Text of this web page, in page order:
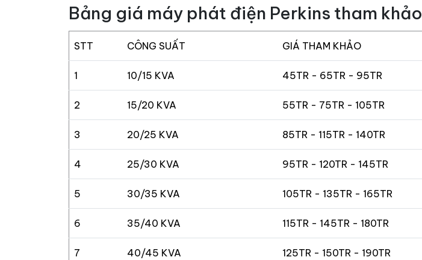
Bảng giá máy phát điện Perkins tham khảo
STT CÔNG SUẤT GIÁ THAM KHẢO
1 10/15 KVA 45TR - 65TR - 95TR
2 15/20 KVA 55TR - 75TR - 105TR
3 20/25 KVA 85TR - 115TR - 140TR
4 25/30 KVA 95TR - 120TR - 145TR
5 30/35 KVA 105TR - 135TR - 165TR
6 35/40 KVA 115TR - 145TR - 180TR
7 40/45 KVA 125TR - 150TR - 190TR